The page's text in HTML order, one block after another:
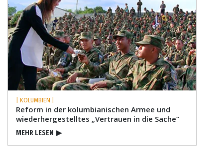
| KOLUMBIEN |
Reform in der kolumbianischen Armee und
wiederhergestelltes „Vertrauen in die Sache“
MEHR LESEN ▶